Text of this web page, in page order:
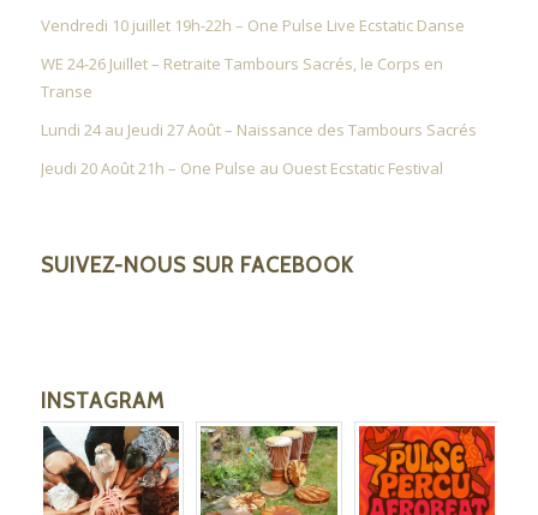
Vendredi 10 juillet 19h-22h – One Pulse Live Ecstatic Danse
WE 24-26 Juillet – Retraite Tambours Sacrés, le Corps en
Transe
Lundi 24 au Jeudi 27 Août – Naissance des Tambours Sacrés
Jeudi 20 Août 21h – One Pulse au Ouest Ecstatic Festival
SUIVEZ-NOUS SUR FACEBOOK
INSTAGRAM